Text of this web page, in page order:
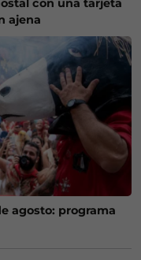
con una tarjeta
ajena
agosto: programa